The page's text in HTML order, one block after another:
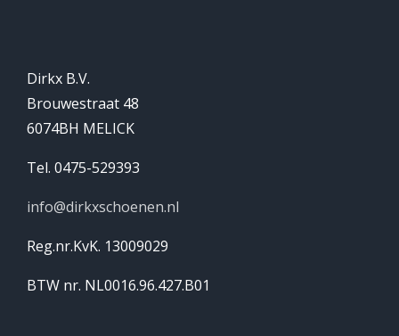
Dirkx B.V.
Brouwestraat 48
6074BH MELICK
Tel. 0475-529393
info@dirkxschoenen.nl
Reg.nr.KvK. 13009029
BTW nr. NL0016.96.427.B01